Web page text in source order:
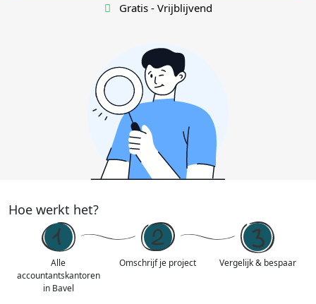
Gratis - Vrijblijvend
Hoe werkt het?
Alle
accountantskantoren
in Bavel
Omschrijf je project Vergelijk & bespaar